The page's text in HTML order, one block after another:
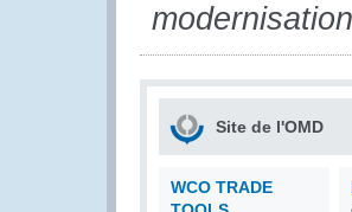
Site de l'OMD
WCO TRADE